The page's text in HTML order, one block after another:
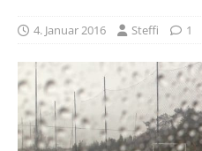
4. Januar 2016 Steffi 1